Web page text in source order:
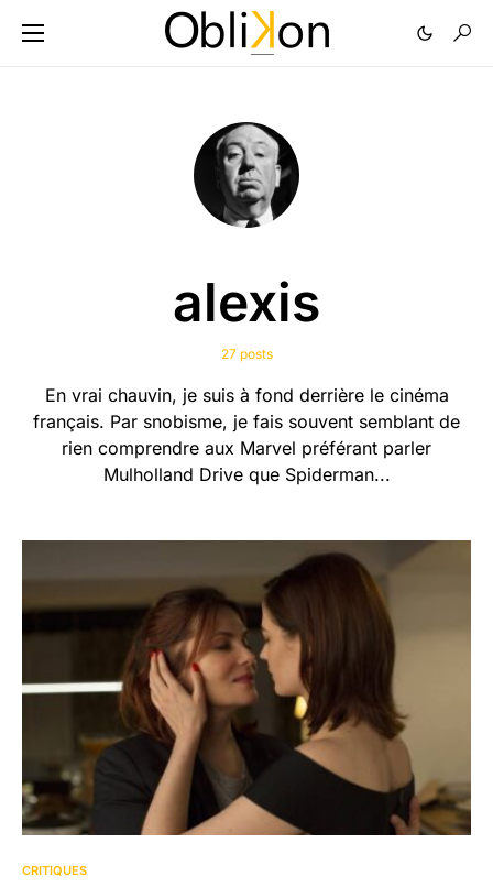
alexis
27 posts
En vrai chauvin, je suis à fond derrière le cinéma
français. Par snobisme, je fais souvent semblant de
rien comprendre aux Marvel préférant parler
Mulholland Drive que Spiderman...
CRITIQUES